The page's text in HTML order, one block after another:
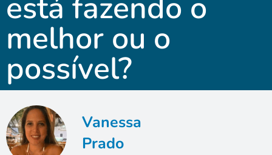
melhor ou o
possível?
Vanessa
Prado